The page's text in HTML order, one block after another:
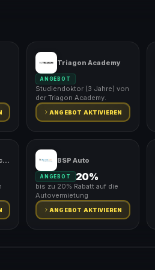
Triagon Academy
ANGEBOT
Studiendoktor (3 Jahre) von
der Triagon Academy.
ANGEBOT AKTIVIEREN
Studiengemeinschaft Darmstadt BSP Auto
ANGEBOT 20%
bis zu 20% Rabatt auf die
Autovermietung
ANGEBOT AKTIVIEREN